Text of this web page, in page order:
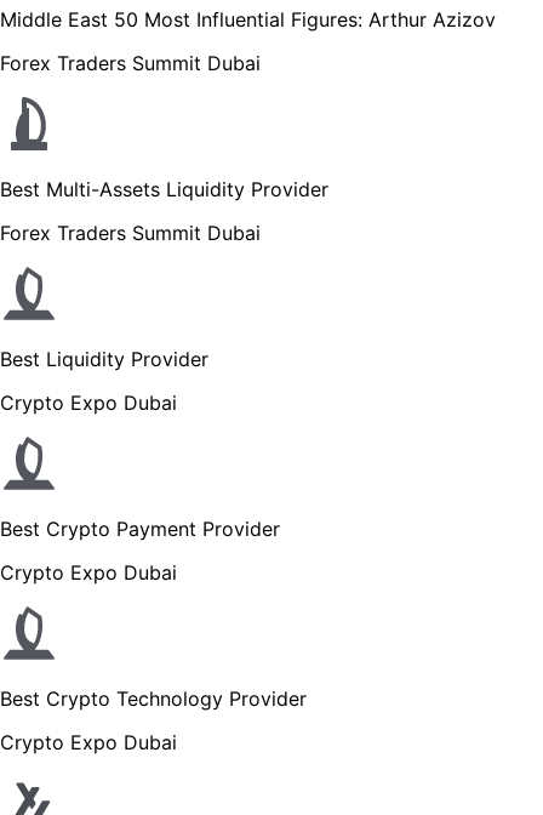
Middle East 50 Most Influential Figures: Arthur Azizov
Forex Traders Summit Dubai
Best Multi-Assets Liquidity Provider
Forex Traders Summit Dubai
Best Liquidity Provider
Crypto Expo Dubai
Best Crypto Payment Provider
Crypto Expo Dubai
Best Crypto Technology Provider
Crypto Expo Dubai